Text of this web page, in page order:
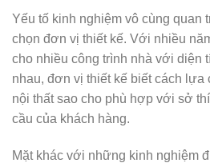
Yếu tố kinh nghiệm vô cùng quan
chọn đơn vị thiết kế. Với nhiều
cho nhiều công trình nhà với diện
nhau, đơn vị thiết kế biết cách lựa
nội thất sao cho phù hợp với sở
cầu của khách hàng.
Mặt khác với những kinh nghiệm